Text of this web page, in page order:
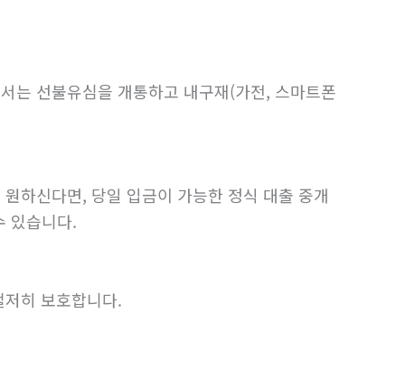
는 선불유심을 개통하고 내구재(가전, 스마트폰
하신다면, 당일 입금이 가능한 정식 대출 중개
있습니다.
히 보호합니다.